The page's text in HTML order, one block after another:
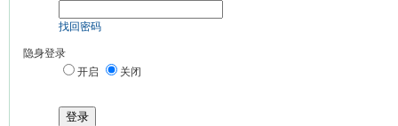
找回密码
隐身登录
开启
关闭
登录